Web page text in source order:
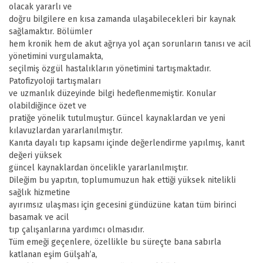
olacak yararlı ve
doğru bilgilere en kısa zamanda ulaşabilecekleri bir kaynak
sağlamaktır. Bölümler
hem kronik hem de akut ağrıya yol açan sorunların tanısı ve acil
yönetimini vurgulamakta,
seçilmiş özgül hastalıkların yönetimini tartışmaktadır.
Patofizyoloji tartışmaları
ve uzmanlık düzeyinde bilgi hedeflenmemiştir. Konular
olabildiğince özet ve
pratiğe yönelik tutulmuştur. Güncel kaynaklardan ve yeni
kılavuzlardan yararlanılmıştır.
Kanıta dayalı tıp kapsamı içinde değerlendirme yapılmış, kanıt
değeri yüksek
güncel kaynaklardan öncelikle yararlanılmıştır.
Dileğim bu yapıtın, toplumumuzun hak ettiği yüksek nitelikli
sağlık hizmetine
ayırımsız ulaşması için gecesini gündüzüne katan tüm birinci
basamak ve acil
tıp çalışanlarına yardımcı olmasıdır.
Tüm emeği geçenlere, özellikle bu süreçte bana sabırla
katlanan eşim Gülşah’a,